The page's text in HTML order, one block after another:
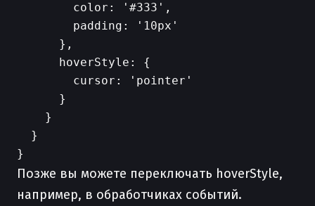
        color: '#333',
        padding: '10px'
      },
      hoverStyle: {
        cursor: 'pointer'
      }
    }
  }
Позже вы можете переключать hoverStyle,
например, в обработчиках событий.